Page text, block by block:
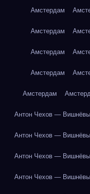
Амстердам
Амстердам
Амстердам
Амстердам
Амстердам
Антон Чехов —
Антон Чехов —
Антон Чехов —
Антон Чехов —